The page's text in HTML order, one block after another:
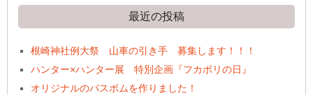
最近の投稿
根崎神社例大祭 山車の引き手 募集します！！！
ハンター×ハンター展 特別企画『フカボリの日』
オリジナルのバスボムを作りました！